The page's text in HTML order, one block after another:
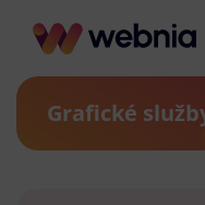
Grafické